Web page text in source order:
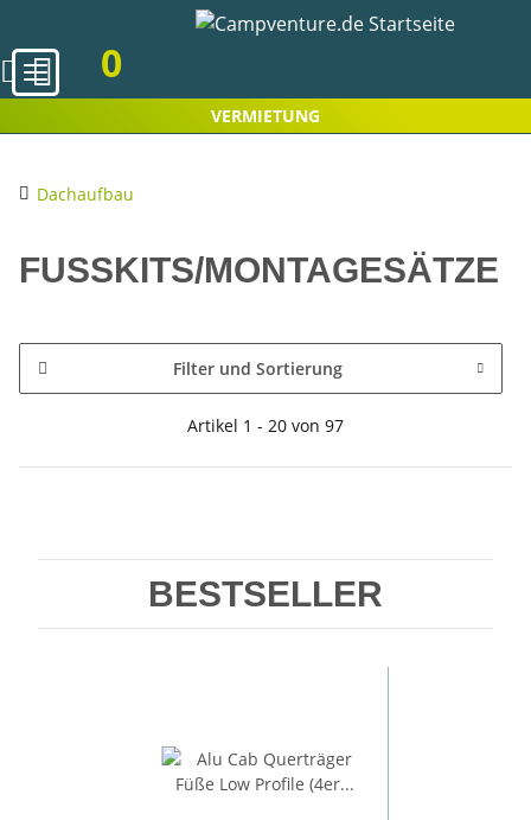
0
VERMIETUNG
Dachaufbau
FUSSKITS/MONTAGESÄTZE
Filter und Sortierung
Artikel 1 - 20 von 97
BESTSELLER